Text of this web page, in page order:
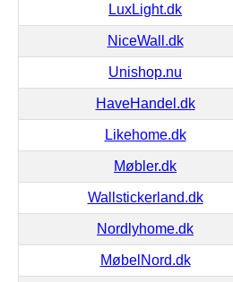
LuxLight.dk
NiceWall.dk
Unishop.nu
HaveHandel.dk
Likehome.dk
Møbler.dk
Wallstickerland.dk
Nordlyhome.dk
MøbelNord.dk